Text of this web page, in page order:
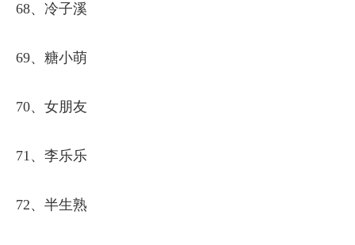
68、冷子溪
69、糖小萌
70、女朋友
71、李乐乐
72、半生熟